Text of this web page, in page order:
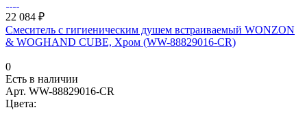
22 084 ₽
Смеситель с гигиеническим душем встраиваемый WONZON
& WOGHAND CUBE, Хром (WW-88829016-CR)
0
Есть в наличии
Арт. WW-88829016-CR
Цвета: